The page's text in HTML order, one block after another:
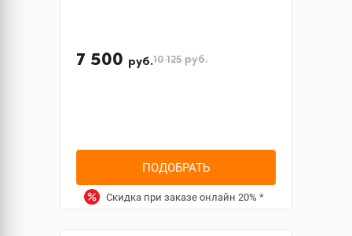
7 500 руб.10 125руб.
ПОДОБРАТЬ
Скидка при заказе онлайн 20% *